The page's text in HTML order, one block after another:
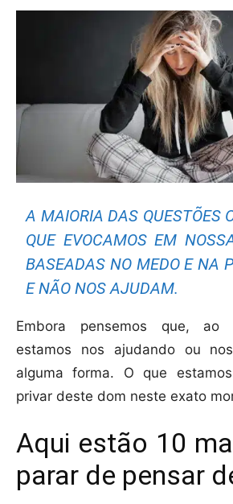
A MAIORIA DAS QUESTÕES
QUE EVOCAMOS EM
BASEADAS NO MEDO E NA
E NÃO NOS AJUDAM.
Embora pensemos que, ao
estamos nos ajudando ou
alguma forma. O que
privar deste dom neste exato
Aqui estão 10
parar de pensar